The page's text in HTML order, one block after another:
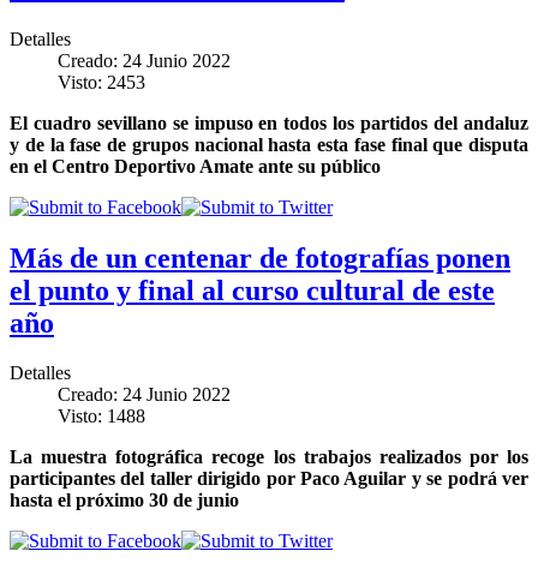
Detalles
Creado: 24 Junio 2022
Visto: 2453
El cuadro sevillano se impuso en todos los partidos del andaluz
y de la fase de grupos nacional hasta esta fase final que disputa
en el Centro Deportivo Amate ante su público
Más de un centenar de fotografías ponen
el punto y final al curso cultural de este
año
Detalles
Creado: 24 Junio 2022
Visto: 1488
La muestra fotográfica recoge los trabajos realizados por los
participantes del taller dirigido por Paco Aguilar y se podrá ver
hasta el próximo 30 de junio